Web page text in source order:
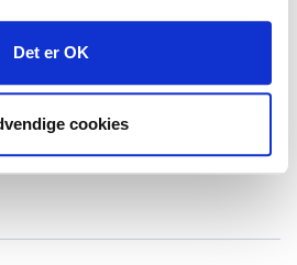
Det er OK
cookies
fra VIVE om tandsundhed